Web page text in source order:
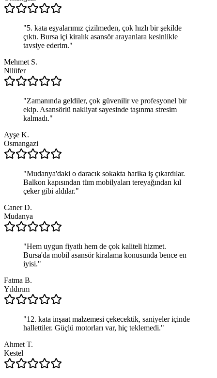
"5. kata eşyalarımız çizilmeden, çok hızlı bir şekilde
çıktı. Bursa içi kiralık asansör arayanlara kesinlikle
tavsiye ederim."
Mehmet S.
Nilüfer
"Zamanında geldiler, çok güvenilir ve profesyonel bir
ekip. Asansörlü nakliyat sayesinde taşınma stresim
kalmadı."
Ayşe K.
Osmangazi
"Mudanya'daki o daracık sokakta harika iş çıkardılar.
Balkon kapısından tüm mobilyaları tereyağından kıl
çeker gibi aldılar."
Caner D.
Mudanya
"Hem uygun fiyatlı hem de çok kaliteli hizmet.
Bursa'da mobil asansör kiralama konusunda bence en
iyisi."
Fatma B.
Yıldırım
"12. kata inşaat malzemesi çekecektik, saniyeler içinde
hallettiler. Güçlü motorları var, hiç teklemedi."
Ahmet T.
Kestel